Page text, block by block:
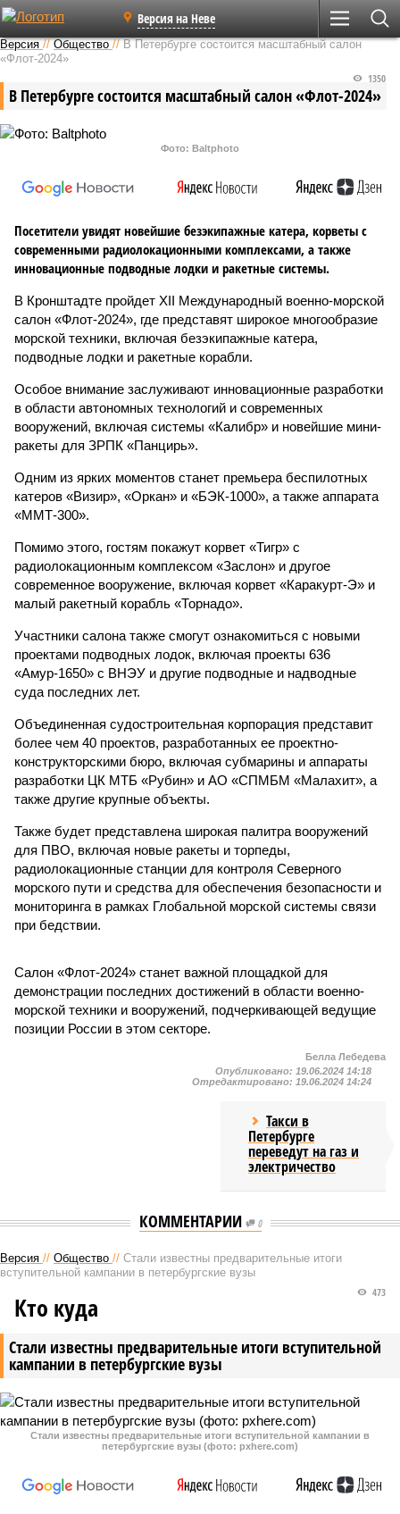
Версия на Неве
Версия //Общество //В Петербурге состоится масштабный салон
«Флот-2024»
В Петербурге состоится масштабный салон «Флот-2024»
1350
Фото: Baltphoto
Посетители увидят новейшие безэкипажные катера, корветы с
современными радиолокационными комплексами, а также
инновационные подводные лодки и ракетные системы.
В Кронштадте пройдет XII Международный военно-морской
салон «Флот-2024», где представят широкое многообразие
морской техники, включая безэкипажные катера,
подводные лодки и ракетные корабли.
Особое внимание заслуживают инновационные разработки
в области автономных технологий и современных
вооружений, включая системы «Калибр» и новейшие мини-
ракеты для ЗРПК «Панцирь».
Одним из ярких моментов станет премьера беспилотных
катеров «Визир», «Оркан» и «БЭК-1000», а также аппарата
«ММТ-300».
Помимо этого, гостям покажут корвет «Тигр» с
радиолокационным комплексом «Заслон» и другое
современное вооружение, включая корвет «Каракурт-Э» и
малый ракетный корабль «Торнадо».
Участники салона также смогут ознакомиться с новыми
проектами подводных лодок, включая проекты 636
«Амур-1650» с ВНЭУ и другие подводные и надводные
суда последних лет.
Объединенная судостроительная корпорация представит
более чем 40 проектов, разработанных ее проектно-
конструкторскими бюро, включая субмарины и аппараты
разработки ЦК МТБ «Рубин» и АО «СПМБМ «Малахит», а
также другие крупные объекты.
Также будет представлена широкая палитра вооружений
для ПВО, включая новые ракеты и торпеды,
радиолокационные станции для контроля Северного
морского пути и средства для обеспечения безопасности и
мониторинга в рамках Глобальной морской системы связи
при бедствии.
Салон «Флот-2024» станет важной площадкой для
демонстрации последних достижений в области военно-
морской техники и вооружений, подчеркивающей ведущие
позиции России в этом секторе.
Белла Лебедева
Опубликовано: 19.06.2024 14:18
Отредактировано: 19.06.2024 14:24
Такси в
Петербурге
переведут на газ и
электричество
КОММЕНТАРИИ 0
Версия // Общество // Стали известны предварительные итоги
вступительной кампании в петербургские вузы
Стали известны предварительные итоги вступительной
кампании в петербургские вузы
473
Кто куда
Стали известны предварительные итоги вступительной кампании в
петербургские вузы (фото: pxhere.com)